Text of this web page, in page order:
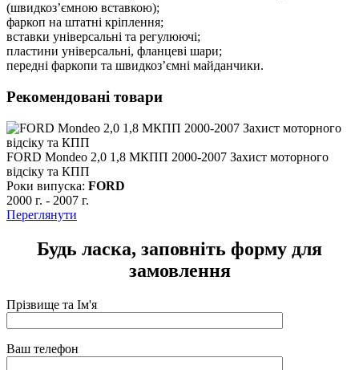
(швидкоз’ємною вставкою);
фаркоп на штатні кріплення;
вставки універсальні та регулюючі;
пластини універсальні, фланцеві шари;
передні фаркопи та швидкоз’ємні майданчики.
Рекомендовані товари
FORD Mondeo 2,0 1,8 МКПП 2000-2007 Захист моторного
відсіку та КПП
Роки випуска: FORD
2000 г. - 2007 г.
Переглянути
Будь ласка, заповніть форму для
замовлення
Прізвище та Ім'я
Ваш телефон